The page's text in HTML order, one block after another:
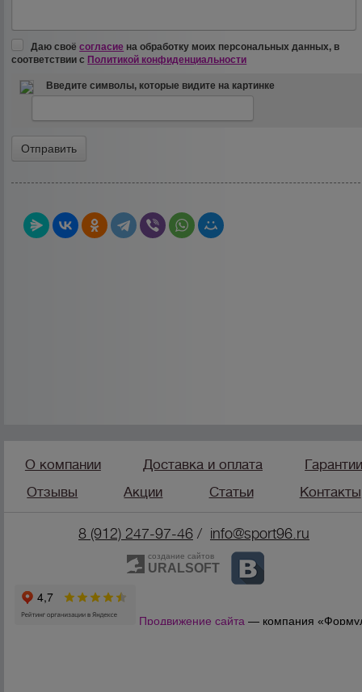
Даю своёсогласие на обработку моих персональных данных, в
соответствии с Политикой конфиденциальности
Введите символы, которые видите на картинке
О компании Доставка и оплата
Отзывы
Акции Статьи Контакты
8 (912) 247-97-46 / info@sport96.ru
создание сайтов
URALSOFT
Продвижение сайта — компания